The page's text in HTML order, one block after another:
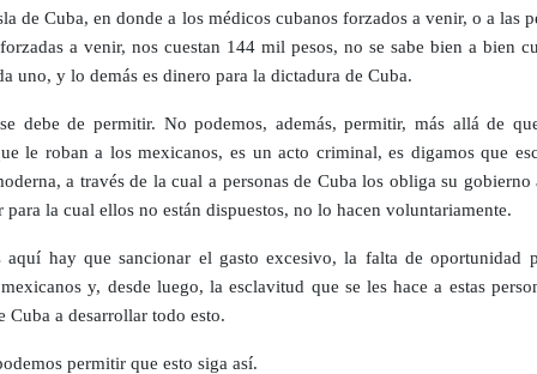
de Cuba, en donde a los médicos cubanos forzados a venir, o a las
a venir, nos cuestan 144 mil pesos, no se sabe bien a bien
uno, y lo demás es dinero para la dictadura de Cuba.
debe de permitir. No podemos, además, permitir, más allá de
le roban a los mexicanos, es un acto criminal, es digamos que
a través de la cual a personas de Cuba los obliga su gobierno
para la cual ellos no están dispuestos, no lo hacen voluntariamente.
aquí hay que sancionar el gasto excesivo, la falta de oportunidad
y, desde luego, la esclavitud que se les hace a estas
Cuba a desarrollar todo esto.
permitir que esto siga así.